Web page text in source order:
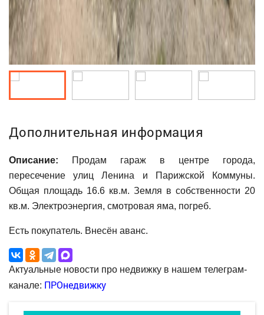
Дополнительная информация
Описание: Продам гараж в центре города,
пересечение улиц Ленина и Парижской Коммуны.
Общая площадь 16.6 кв.м. Земля в собственности 20
кв.м. Электроэнергия, смотровая яма, погреб.
Есть покупатель. Внесён аванс.
Актуальные новости про недвижку в нашем телеграм-
канале: ПРОнедвижку